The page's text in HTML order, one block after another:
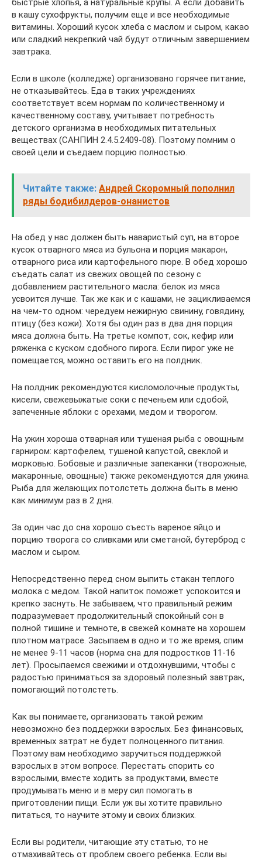
в кашу сухофрукты, получим еще и все необходимые
витамины. Хороший кусок хлеба с маслом и сыром, какао
или сладкий некрепкий чай будут отличным завершением
завтрака.
Если в школе (колледже) организовано горячее питание,
не отказывайтесь. Еда в таких учреждениях
соответствует всем нормам по количественному и
качественному составу, учитывает потребность
детского организма в необходимых питательных
веществах (САНПИН 2.4.5.2409-08). Поэтому помним о
своей цели и съедаем порцию полностью.
Читайте также: Андрей Скоромный пополнил
ряды бодибилдеров-онанистов
На обед у нас должен быть наваристый суп, на второе
кусок отварного мяса из бульона и порция макарон,
отварного риса или картофельного пюре. В обед хорошо
съедать салат из свежих овощей по сезону с
добавлением растительного масла: белок из мяса
усвоится лучше. Так же как и с кашами, не зацикливаемся
на чем-то одном: чередуем нежирную свинину, говядину,
птицу (без кожи). Хотя бы один раз в два дня порция
мяса должна быть. На третье компот, сок, кефир или
ряженка с куском сдобного пирога. Если пирог уже не
помещается, можно оставить его на полдник.
На полдник рекомендуются кисломолочные продукты,
кисели, свежевыжатые соки с печеньем или сдобой,
запеченные яблоки с орехами, медом и творогом.
На ужин хороша отварная или тушеная рыба с овощным
гарниром: картофелем, тушеной капустой, свеклой и
морковью. Бобовые и различные запеканки (творожные,
макаронные, овощные) также рекомендуются для ужина.
Рыба для желающих потолстеть должна быть в меню
как минимум раз в 2 дня.
За один час до сна хорошо съесть вареное яйцо и
порцию творога со сливками или сметаной, бутерброд с
маслом и сыром.
Непосредственно перед сном выпить стакан теплого
молока с медом. Такой напиток поможет успокоится и
крепко заснуть. Не забываем, что правильный режим
подразумевает продолжительный спокойный сон в
полной тишине и темноте, в свежей комнате на хорошем
плотном матрасе. Засыпаем в одно и то же время, спим
не менее 9-11 часов (норма сна для подростков 11-16
лет). Просыпаемся свежими и отдохнувшими, чтобы с
радостью приниматься за здоровый полезный завтрак,
помогающий потолстеть.
Как вы понимаете, организовать такой режим
невозможно без поддержки взрослых. Без финансовых,
временных затрат не будет полноценного питания.
Поэтому вам необходимо заручиться поддержкой
взрослых в этом вопросе. Перестать спорить со
взрослыми, вместе ходить за продуктами, вместе
продумывать меню и в меру сил помогать в
приготовлении пищи. Если уж вы хотите правильно
питаться, то научите этому и своих близких.
Если вы родители, читающие эту статью, то не
отмахивайтесь от проблем своего ребенка. Если вы